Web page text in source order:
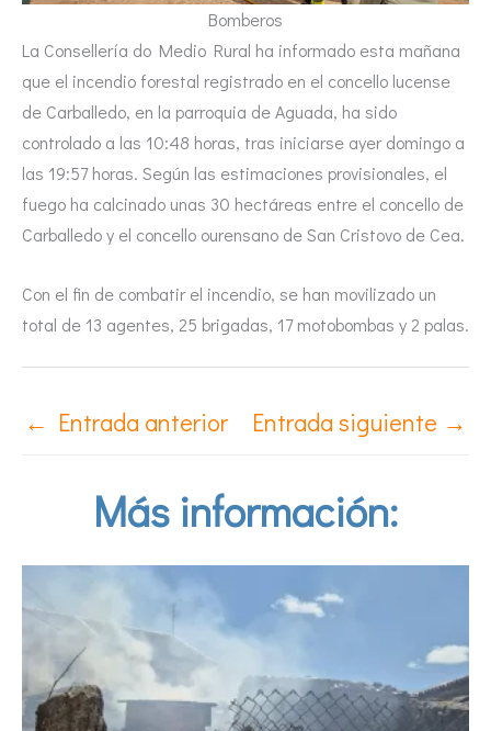
Bomberos
La Consellería do Medio Rural ha informado esta mañana
que el incendio forestal registrado en el concello lucense
de Carballedo, en la parroquia de Aguada, ha sido
controlado a las 10:48 horas, tras iniciarse ayer domingo a
las 19:57 horas. Según las estimaciones provisionales, el
fuego ha calcinado unas 30 hectáreas entre el concello de
Carballedo y el concello ourensano de San Cristovo de Cea.
Con el fin de combatir el incendio, se han movilizado un
total de 13 agentes, 25 brigadas, 17 motobombas y 2 palas.
← Entrada anterior Entrada siguiente →
Más información: